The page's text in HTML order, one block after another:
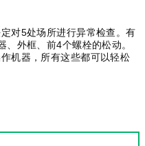
对5处场所进行异常检查。有
外框、前4个螺栓的松动。
机器，所有这些都可以轻松